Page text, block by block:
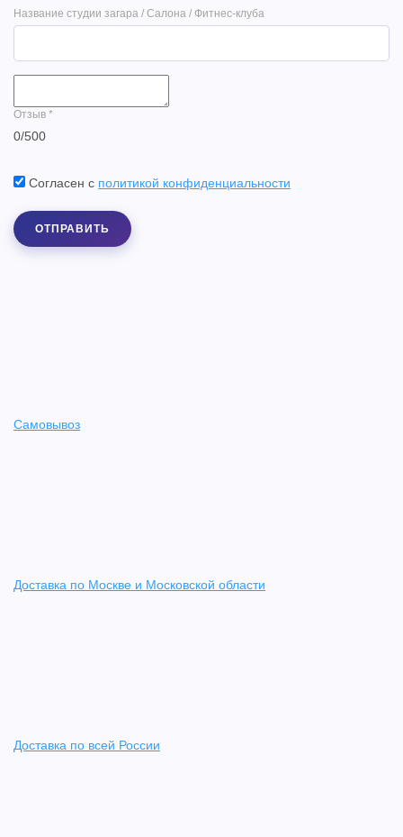
Название студии загара / Салона / Фитнес-клуба
Отзыв *
0/500
Согласен с политикой конфиденциальности
ОТПРАВИТЬ
Самовывоз
Доставка по Москве и Московской области
Доставка по всей России